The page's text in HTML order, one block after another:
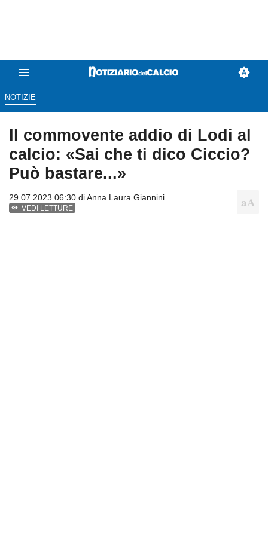
NOTIZIE
Il commovente addio di Lodi al
calcio: «Sai che ti dico Ciccio?
Può bastare...»
29.07.2023 06:30 diAnna Laura Giannini
VEDI LETTURE